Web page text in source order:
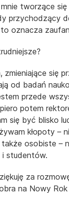
tworzące
przychodzący
oznacza
zmieniające się
od badań
przede
potem
się być blisko
kłopoty –
także osobiste –
studentów.
za
na Nowy Rok